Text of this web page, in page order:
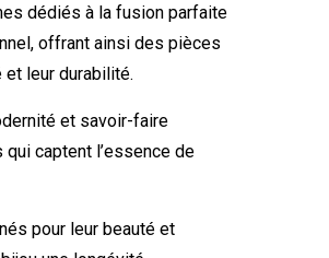
dédiés à la fusion parfaite
offrant ainsi des pièces
leur durabilité.
et savoir-faire
captent l’essence de
pour leur beauté et